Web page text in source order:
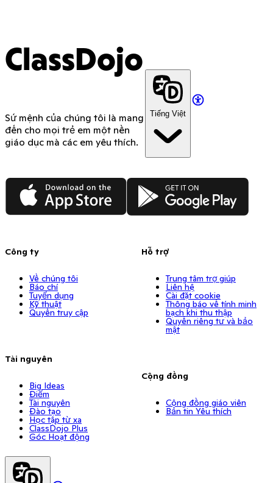
ClassDojo
Sứ mệnh của chúng tôi là mang
đến cho mọi trẻ em một nền
giáo dục mà các em yêu thích.
Tiếng Việt
App Store Google Play
Công ty
Về chúng tôi
Báo chí
Tuyển dụng
Kỹ thuật
Quyền truy cập
Tài nguyên
Big Ideas
Điểm
Tài nguyên
Đào tạo
Học tập từ xa
ClassDojo Plus
Góc Hoạt động
Hỗ trợ
Trung tâm trợ giúp
Liên hệ
Cài đặt cookie
Thông báo về tính minh
bạch khi thu thập
Quyền riêng tư và bảo
mật
Cộng đồng
Cộng đồng giáo viên
Bản tin Yêu thích